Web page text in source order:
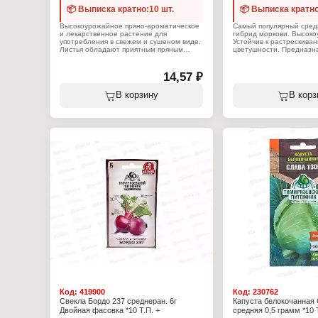
📦 Выписка кратно:10 шт.
Высокоурожайное пряно-ароматическое
и лекарственное растение для
употребления в свежем и сушеном виде.
Листья обладают приятным пряным
солей, витаминов А, С, Р групп. Окраска
цветков тёмно-фиолетовая. Культура
Цветки сиреневые, листы черешковые
0,3 кг. Высота: 40 - 60 см. Посев: март -
май. Посадка: март - август. Сбор
Производитель: Тимирязевский
Тип товара: Семена
Вид товара: Базилик
Разновидность: фиолетовый
Вариация: "Лимонный Аромат"
Жизненный цикл: однолетник
Срок созревания: среднеспелый
Упаковка: пакет Евро
14,57 ₽
В корзину
📦 Выписка
Самый популярный
гибрид моркови.
Устойчив к
цветушности.
спелости 120-130
зеленый,
со слегка заостренным
качества отличные.
Производитель:
Тип товара: Семена
Вид товара: Морковь
Вариация: "Канада F1"
Жизненный цикл:
Срок созревания:
Упаковка: пакет Евро
Количество семян: 150
В
Код: 419900
Свекла Бордо 237 среднеран. 6г
Двойная фасовка *10 Т.П. +
Код: 230762
Капуста белокочанная
средняя 0,5 грамм *10